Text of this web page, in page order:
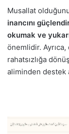
Musallat
inancını
okumak ve
önemlidir.
rahatsızlığa
aliminden destek